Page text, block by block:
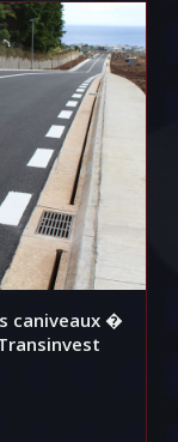
caniveaux �